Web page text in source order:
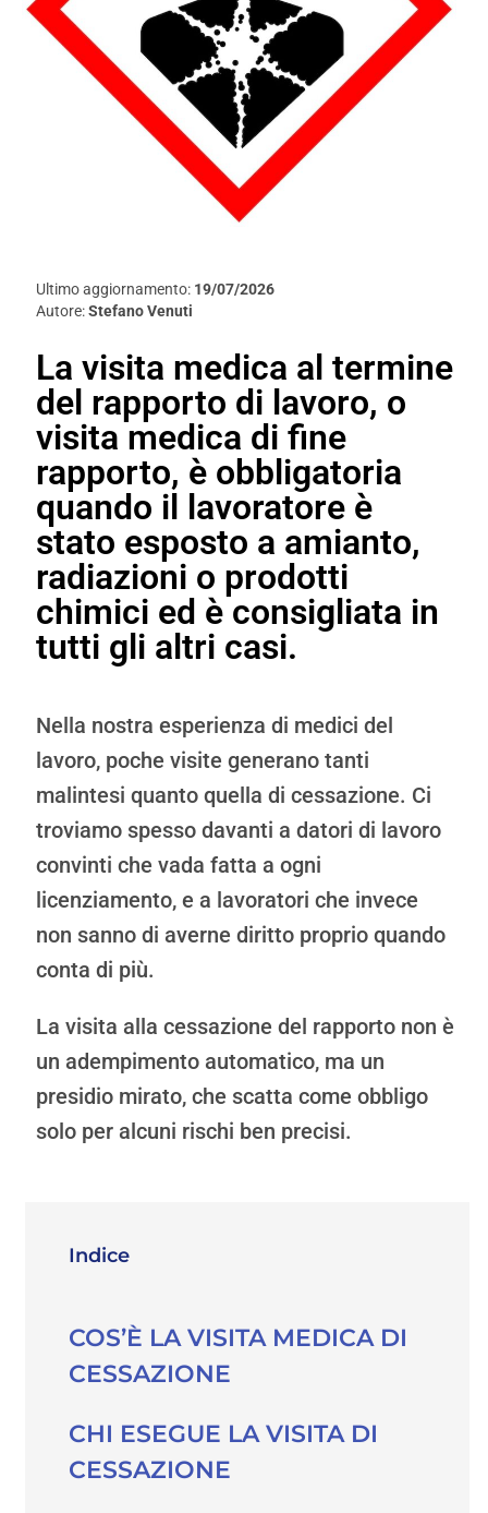
Ultimo aggiornamento: 19/07/2026
Autore:Stefano Venuti
La visita medica al termine
del rapporto di lavoro, o
visita medica di fine
rapporto, è obbligatoria
quando il lavoratore è
stato esposto a amianto,
radiazioni o prodotti
chimici ed è consigliata in
tutti gli altri casi.
Nella nostra esperienza di medici del
lavoro, poche visite generano tanti
malintesi quanto quella di cessazione. Ci
troviamo spesso davanti a datori di lavoro
convinti che vada fatta a ogni
licenziamento, e a lavoratori che invece
non sanno di averne diritto proprio quando
conta di più.
La visita alla cessazione del rapporto non è
un adempimento automatico, ma un
presidio mirato, che scatta come obbligo
solo per alcuni rischi ben precisi.
Indice
COS’È LA VISITA MEDICA DI
CESSAZIONE
CHI ESEGUE LA VISITA DI
CESSAZIONE